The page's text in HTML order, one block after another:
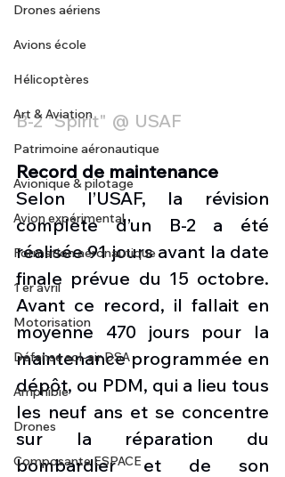
Drones aériens
Avions école
Hélicoptères
Art & Aviation
Patrimoine aéronautique
Avionique & pilotage
Avion expérimental
Formation aéronautique
1 er avril
Motorisation
Défense sol-air DSA
Amphibie
Drones
Composante ESPACE
B-2 "Spirit" @ USAF
Record de maintenance
Selon l’USAF, la révision
complète d’un B-2 a été
réalisée 91 jours avant la date
finale prévue du 15 octobre.
Avant ce record, il fallait en
moyenne 470 jours pour la
maintenance programmée en
dépôt, ou PDM, qui a lieu tous
les neuf ans et se concentre
sur la réparation du
bombardier et de son